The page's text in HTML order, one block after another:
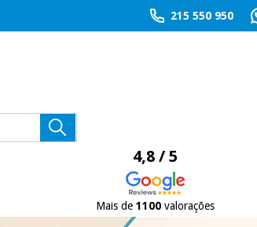
215 550 950
4,8 / 5
Mais de 1100valorações